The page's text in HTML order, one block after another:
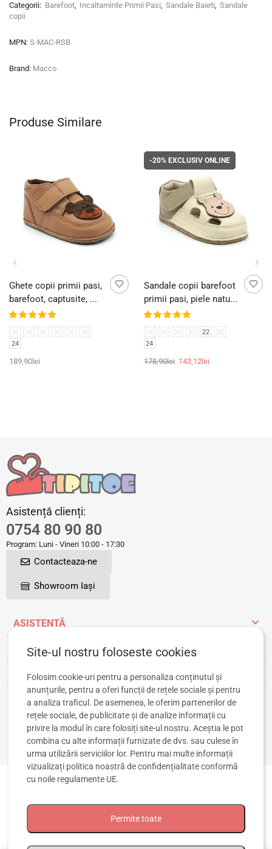
Categorii: Barefoot, Incaltaminte Primii Pasi, Sandale Baieti, Sandale
copii
MPN: S-MAC-RSB
Brand: Macco
Produse Similare
Ghete copii primii pasi,
barefoot, captusite, ...
18 19 20 21 22
23
24
189,90 lei
-20%EXCLUSIV ONLINE
Sandale copii barefoot
primii pasi, piele natu...
18 19 20 21 22
23
24
178,90lei 143,12lei
Asistență clienți:
0754 80 90 80
Program: Luni - Vineri 10:00 - 17:30
Contacteaza-ne
Showroom Iași
ASISTENȚĂ
INFORMAȚII UTILE
CONT CLIENT
© 2020-2026 TIPITOE SRL. Toate drepturile rezervate. CIF: RO43319853, Reg.
Com. J2020002777225
Site-ul nostru foloseste cookies
Folosim cookie-uri pentru a personaliza conținutul și
anunțurile, pentru a oferi funcții de rețele sociale și pentru
a analiza traficul. De asemenea, le oferim partenerilor de
rețele sociale, de publicitate și de analize informații cu
privire la modul în care folosiți site-ul nostru. Aceștia le pot
combina cu alte informații furnizate de dvs. sau culese în
urma utilizării serviciilor lor. Pentru mai multe informații
vizualizați politica noastră de confidențialitateconformă
cu noile regulamente UE.
Permite toate